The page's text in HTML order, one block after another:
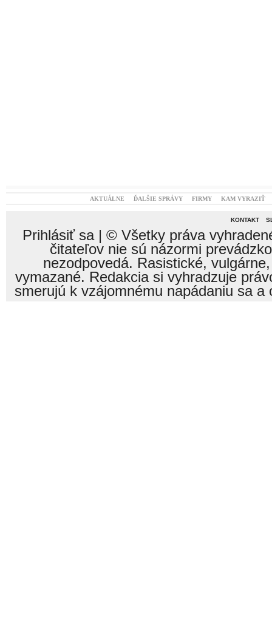
AKTUÁLNE ĎALŠIE SPRÁVY FIRMY KAM VYRAZIŤ
KONTAKT
Prihlásiť sa| © Všetky práva
čitateľov nie sú názormi
nezodpovedá. Rasistické,
vymazané. Redakcia si vyhradzuje
smerujú k vzájomnému napádaniu sa